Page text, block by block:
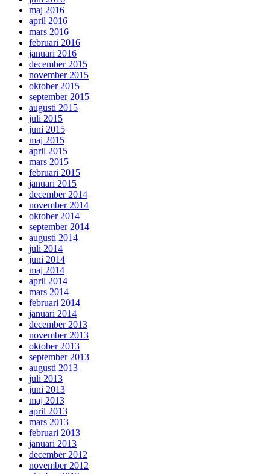
maj 2016
april 2016
mars 2016
februari 2016
januari 2016
december 2015
november 2015
oktober 2015
september 2015
augusti 2015
juli 2015
juni 2015
maj 2015
april 2015
mars 2015
februari 2015
januari 2015
december 2014
november 2014
oktober 2014
september 2014
augusti 2014
juli 2014
juni 2014
maj 2014
april 2014
mars 2014
februari 2014
januari 2014
december 2013
november 2013
oktober 2013
september 2013
augusti 2013
juli 2013
juni 2013
maj 2013
april 2013
mars 2013
februari 2013
januari 2013
december 2012
november 2012